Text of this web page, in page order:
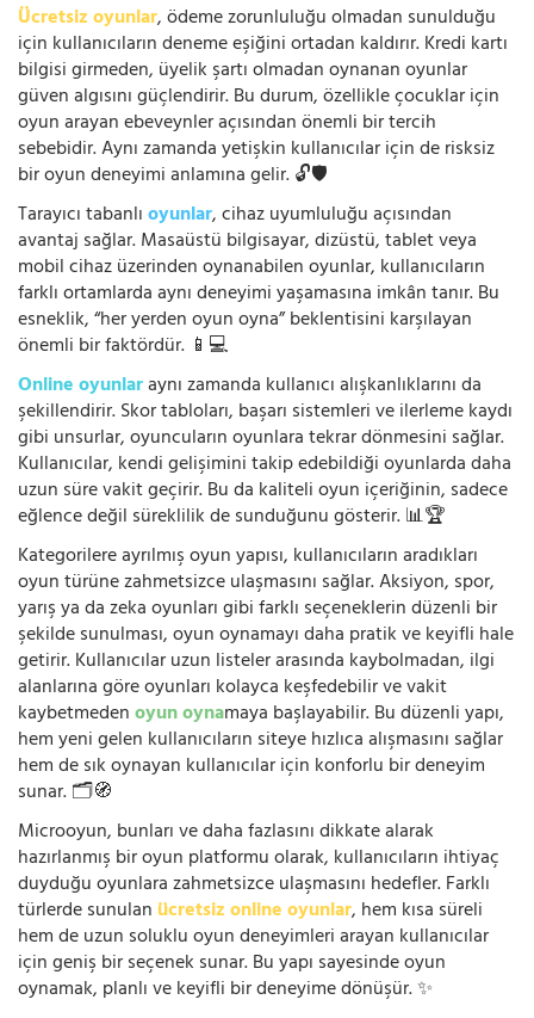
Ücretsiz oyunlar, ödeme zorunluluğu olmadan sunulduğu
için kullanıcıların deneme eşiğini ortadan kaldırır. Kredi kartı
bilgisi girmeden, üyelik şartı olmadan oynanan oyunlar
güven algısını güçlendirir. Bu durum, özellikle çocuklar için
oyun arayan ebeveynler açısından önemli bir tercih
sebebidir. Aynı zamanda yetişkin kullanıcılar için de risksiz
bir oyun deneyimi anlamına gelir. 🔓🛡️
Tarayıcı tabanlıoyunlar, cihaz uyumluluğu açısından
avantaj sağlar. Masaüstü bilgisayar, dizüstü, tablet veya
mobil cihaz üzerinden oynanabilen oyunlar, kullanıcıların
farklı ortamlarda aynı deneyimi yaşamasına imkân tanır. Bu
esneklik, “her yerden oyun oyna” beklentisini karşılayan
önemli bir faktördür. 📱💻
Online oyunlaraynı zamanda kullanıcı alışkanlıklarını da
şekillendirir. Skor tabloları, başarı sistemleri ve ilerleme kaydı
gibi unsurlar, oyuncuların oyunlara tekrar dönmesini sağlar.
Kullanıcılar, kendi gelişimini takip edebildiği oyunlarda daha
uzun süre vakit geçirir. Bu da kaliteli oyun içeriğinin, sadece
eğlence değil süreklilik de sunduğunu gösterir. 📊🏆
Kategorilere ayrılmış oyun yapısı, kullanıcıların aradıkları
oyun türüne zahmetsizce ulaşmasını sağlar. Aksiyon, spor,
yarış ya da zeka oyunları gibi farklı seçeneklerin düzenli bir
şekilde sunulması, oyun oynamayı daha pratik ve keyifli hale
getirir. Kullanıcılar uzun listeler arasında kaybolmadan, ilgi
alanlarına göre oyunları kolayca keşfedebilir ve vakit
kaybetmedenoyun oynamaya başlayabilir. Bu düzenli yapı,
hem yeni gelen kullanıcıların siteye hızlıca alışmasını sağlar
hem de sık oynayan kullanıcılar için konforlu bir deneyim
sunar. 🗂️🧭
Microoyun, bunları ve daha fazlasını dikkate alarak
hazırlanmış bir oyun platformu olarak, kullanıcıların ihtiyaç
duyduğu oyunlara zahmetsizce ulaşmasını hedefler. Farklı
türlerde sunulan ücretsiz online oyunlar, hem kısa süreli
hem de uzun soluklu oyun deneyimleri arayan kullanıcılar
için geniş bir seçenek sunar. Bu yapı sayesinde oyun
oynamak, planlı ve keyifli bir deneyime dönüşür. ✨